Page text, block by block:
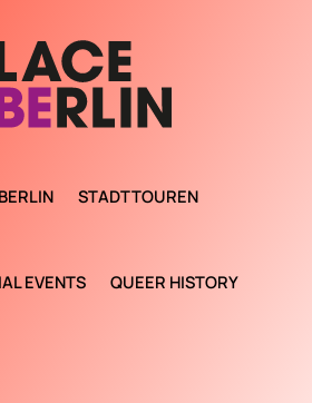
STADTTOUREN
EVENTS QUEER HISTORY